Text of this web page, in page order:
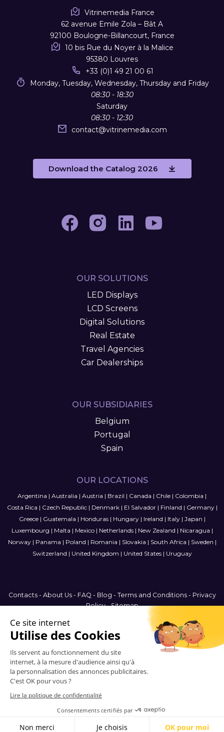
Vitrinemedia France
62 avenue Emile Zola – Bât A
92100 Boulogne-Billancourt, France
10 bis Rue du Noyer à la Malice
95380 Louvres
+33 (0)1 49 21 00 61
Monday, Tuesday, Wednesday, Thursday and Friday
08:30 - 18:30
Saturday
08:30 - 12:30
contact@vitrinemedia.com
Download the Catalog 2026
OUR SOLUTIONS
LED Displays
LCD Screens
Digital Solutions
Real Estate
Travel Agencies
Car Dealerships
OUR SUBSIDIARIES
Belgium
Portugal
Spain
OUR LOCATIONS
Argentina | Australia | Austria | Brazil | Canada | Chile | Colombia |
Costa Rica | Czech Republic| Denmark| El Salvador| Finland | Germany|
Greece| Guatemala | Honduras| Hungary| Ireland | Italy| Japan |
Luxembourg | Malta | Mexico| Netherlands| New Zealand | Nicaragua |
Norway| Panama | Poland | Romania | Slovakia | South Africa | Sweden |
Switzerland | United Kingdom | United States| Uruguay
Contacts- About Us- FAQ - Blog - Terms and Conditions- Privacy
Policy-Sitemap
France
© 2006-2026 Vitrinemedia -